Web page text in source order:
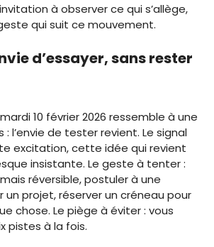
à observer ce qui s’allège,
qui suit ce mouvement.
d’essayer, sans rester
10 février 2026 ressemble à une
: l’envie de tester revient. Le signal
excitation, cette idée qui revient
insistante. Le geste à tenter :
réversible, postuler à une
un projet, réserver un créneau pour
chose. Le piège à éviter : vous
pistes à la fois.